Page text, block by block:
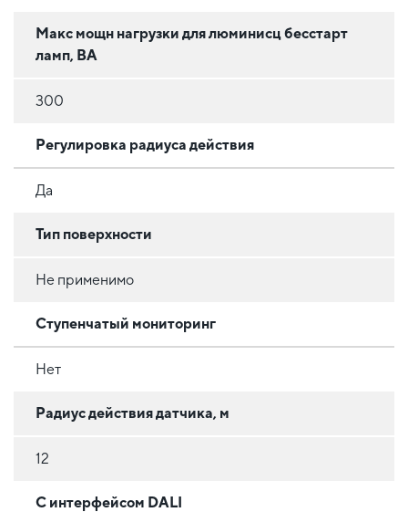
Макс мощн нагрузки для люминисц бесстарт
ламп, ВА
300
Регулировка радиуса действия
Да
Тип поверхности
Не применимо
Ступенчатый мониторинг
Нет
Радиус действия датчика, м
12
С интерфейсом DALI